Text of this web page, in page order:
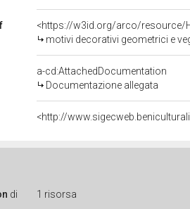
<https://w3id.org/arco/resource/
motivi decorativi geometrici e
a-cd:AttachedDocumentation
Documentazione allegata
<http://
di 1 risorsa